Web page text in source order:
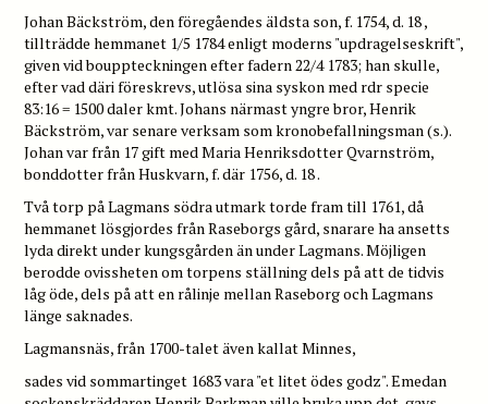
Johan Bäckström, den föregåendes äldsta son, f. 1754, d. 18 ,
tillträdde hemmanet 1/5 1784 enligt moderns "updragelseskrift",
given vid bouppteckningen efter fadern 22/4 1783; han skulle,
efter vad däri föreskrevs, utlösa sina syskon med rdr specie
83:16 = 1500 daler kmt. Johans närmast yngre bror, Henrik
Bäckström, var senare verksam som kronobefallningsman (s.).
Johan var från 17 gift med Maria Henriksdotter Qvarnström,
bonddotter från Huskvarn, f. där 1756, d. 18 .
Två torp på Lagmans södra utmark torde fram till 1761, då
hemmanet lösgjordes från Raseborgs gård, snarare ha ansetts
lyda direkt under kungsgården än under Lagmans. Möjligen
berodde ovissheten om torpens ställning dels på att de tidvis
låg öde, dels på att en rålinje mellan Raseborg och Lagmans
länge saknades.
Lagmansnäs, från 1700-talet även kallat Minnes,
sades vid sommartinget 1683 vara "et litet ödes godz". Emedan